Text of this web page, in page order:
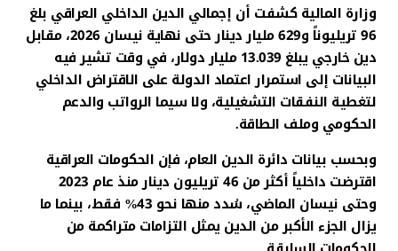
وزارة المالية كشفت أن إجمالي الدين الداخلي العراقي بلغ
96 تريليوناً و629 مليار دينار حتى نهاية نيسان 2026، مقابل
دين خارجي يبلغ 13.039 مليار دولار، في وقت تشير فيه
البيانات إلى استمرار اعتماد الدولة على الاقتراض الداخلي
لتغطية النفقات التشغيلية، ولا سيما الرواتب والدعم
الحكومي وملف الطاقة.
وبحسب بيانات دائرة الدين العام، فإن الحكومات العراقية
اقترضت داخلياً أكثر من 46 تريليون دينار منذ عام 2023
وحتى نيسان الماضي، سُدد منها نحو 43% فقط، بينما ما
يزال الجزء الأكبر من الدين يمثل التزامات متراكمة من